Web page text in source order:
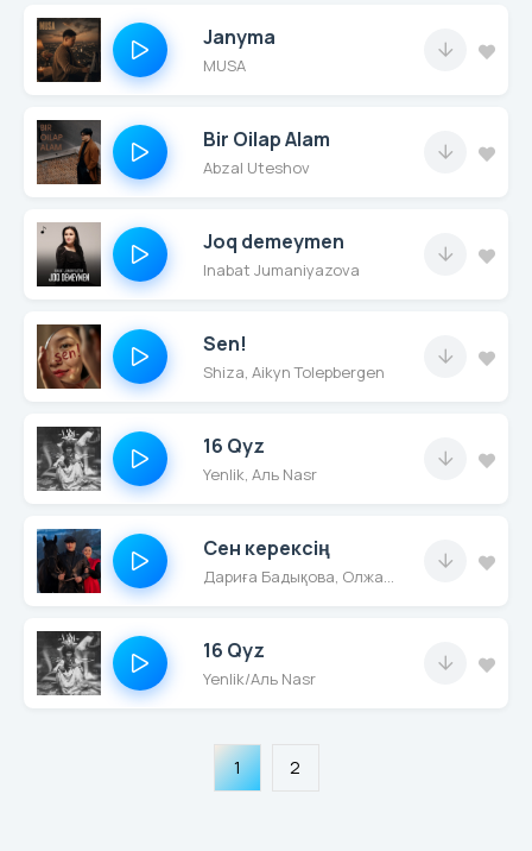
Janyma
MUSA
Bir Oilap Alam
Abzal Uteshov
Joq demeymen
Inabat Jumaniyazova
Sen!
Shiza, Aikyn Tolepbergen
16 Qyz
Yenlik, Аль Nasr
Сен керексің
Дариға Бадықова, Олжас Абай
16 Qyz
Yenlik/Аль Nasr
1 2